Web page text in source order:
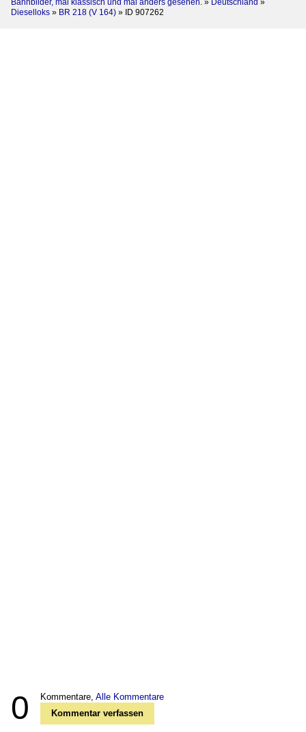
Bahnbilder, mal klassisch und mal anders gesehen. » Deutschland »
Dieselloks » BR 218 (V 164) » ID 907262
0 Kommentare, Alle Kommentare
Kommentar verfassen